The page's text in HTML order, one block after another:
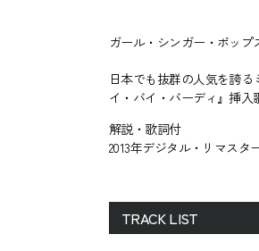
ガール・シンガー・ポップ
日本でも抜群の人気を誇
イ・バイ・バーディ』挿入
解説・歌詞付
2013年デジタル・リマスタ
TRACK LIST